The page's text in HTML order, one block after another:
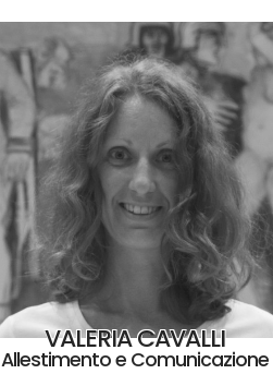
VALERIA CAVALLI
Allestimento e Comunicazione